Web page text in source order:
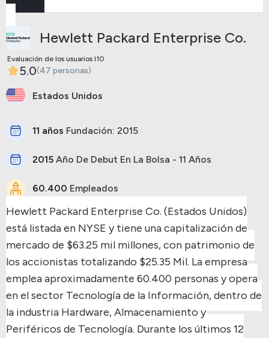
Hewlett Packard Enterprise Co.
Evaluación de los usuarios I10
5.0(47 personas)
Estados Unidos
11 años Fundación: 2015
2015 Año De Debut En La Bolsa - 11 Años
60.400 Empleados
Hewlett Packard Enterprise Co. (Estados Unidos)
está listada en NYSE y tiene una capitalización de
mercado de $63.25 mil millones, con patrimonio de
los accionistas totalizando $25.35 Mil. La empresa
emplea aproximadamente 60.400 personas y opera
en el sector Tecnología de la Información, dentro de
la industria Hardware, Almacenamiento y
Periféricos de Tecnología. Durante los últimos 12